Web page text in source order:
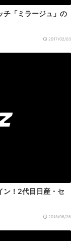
チ「ミラージュ」の
2017/02/03
ン！2代目日産・セ
2018/06/26